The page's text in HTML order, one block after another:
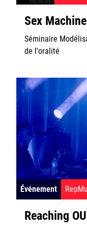
Sex Machine
Séminaire
de l'oralité
Événement
Reaching